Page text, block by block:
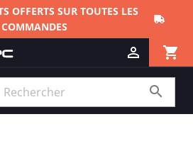
OFFERTS SUR TOUTES LES
COMMANDES
shopping_cart

